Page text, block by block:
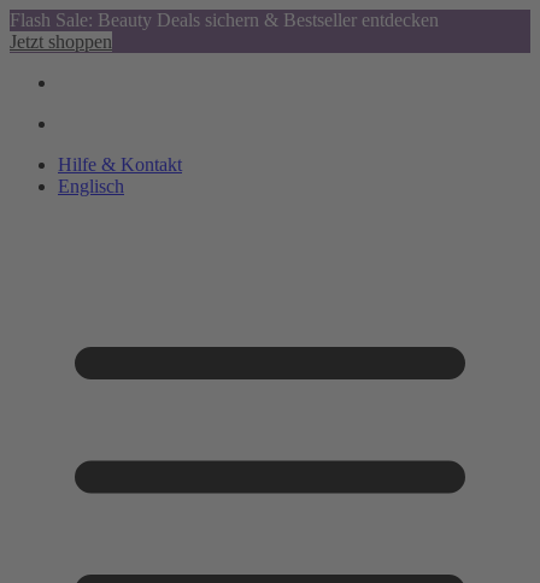
Flash Sale: Beauty Deals sichern & Bestseller entdecken
Jetzt shoppen
Hilfe & Kontakt
Englisch